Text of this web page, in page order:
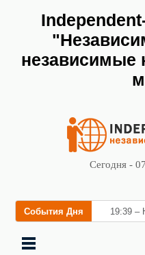
независимые
Сегодня -
События Дня 19:39 –